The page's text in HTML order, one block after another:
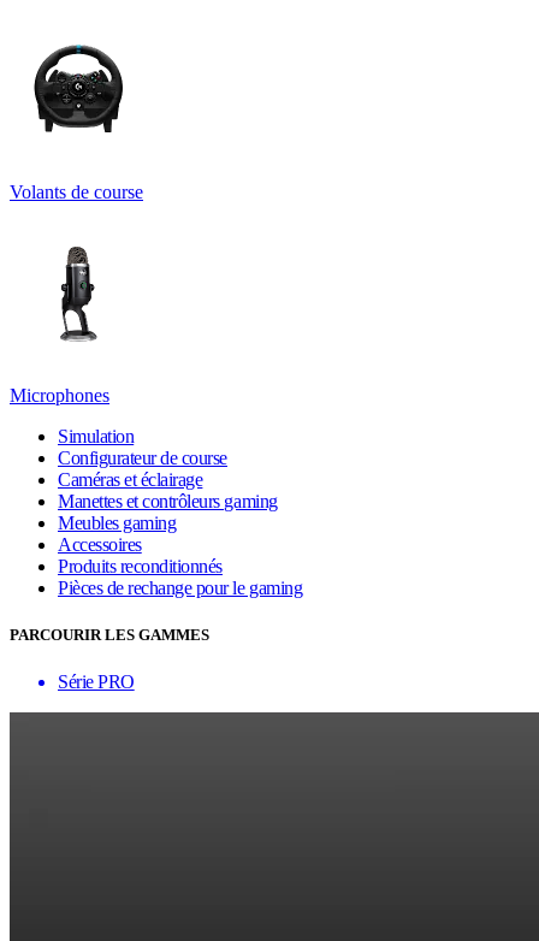
Volants de course
Microphones
Simulation
Configurateur de course
Caméras et éclairage
Manettes et contrôleurs gaming
Meubles gaming
Accessoires
Produits reconditionnés
Pièces de rechange pour le gaming
PARCOURIR LES GAMMES
Série PRO